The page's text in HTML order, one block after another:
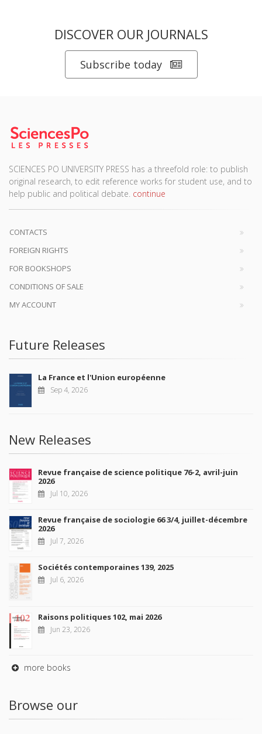
DISCOVER OUR JOURNALS
Subscribe today
SCIENCES PO UNIVERSITY PRESS has a threefold role: to publish
original research, to edit reference works for student use, and to
help public and political debate. continue
CONTACTS
FOREIGN RIGHTS
FOR BOOKSHOPS
CONDITIONS OF SALE
MY ACCOUNT
Future Releases
La France et l'Union européenne
Sep 4, 2026
New Releases
Revue française de science politique 76-2, avril-juin
2026
Jul 10, 2026
Revue française de sociologie 66 3/4, juillet-décembre
2026
Jul 7, 2026
Sociétés contemporaines 139, 2025
Jul 6, 2026
Raisons politiques 102, mai 2026
Jun 23, 2026
more books
Browse our